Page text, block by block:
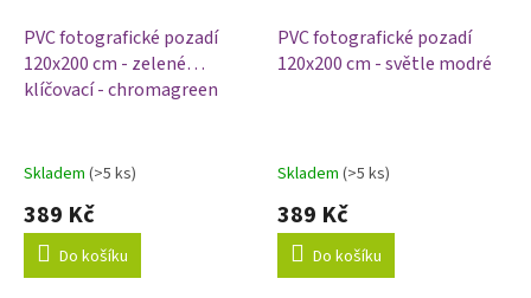
PVC fotografické pozadí
120x200 cm - zelené
klíčovací - chromagreen
Skladem (>5 ks)
389 Kč
Do košíku
PVC fotografické pozadí
120x200 cm - světle modré
Skladem (>5 ks)
389 Kč
Do košíku